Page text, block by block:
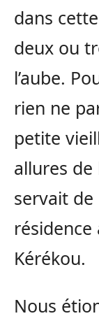
dans
deux ou
l’aube.
rien ne
petite
allures
servait
Kérékou.
Nous